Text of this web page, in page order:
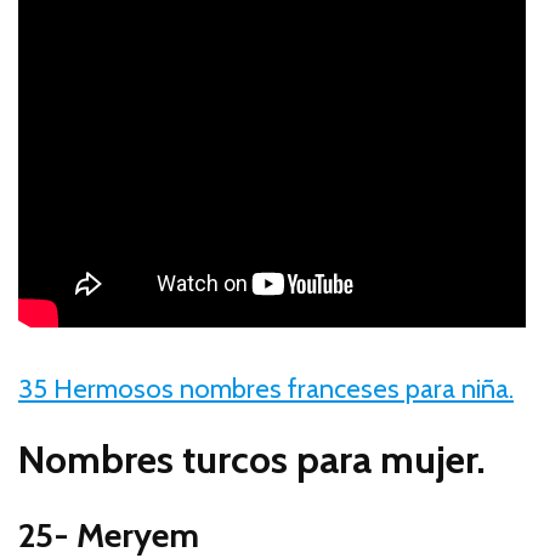
35 Hermosos nombres franceses para niña.
Nombres turcos para mujer.
25- Meryem